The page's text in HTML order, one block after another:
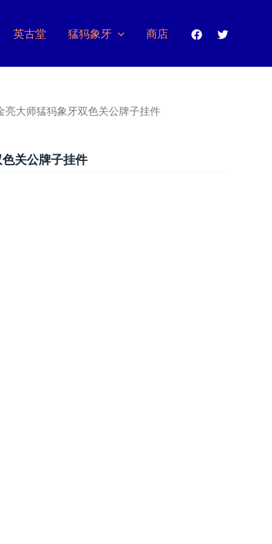
英古堂 猛犸象牙 商店
亮大师猛犸象牙双色关公牌子挂件
关公牌子挂件